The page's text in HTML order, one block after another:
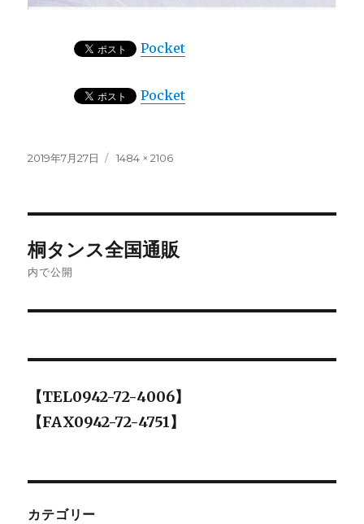
Pocket
Pocket
投
2019年7月27日
フ
1484 × 2106
稿
ゲ
ー
シ
ン
桐タンス全国通販
内で公開
【TEL0942-72-4006】
【FAX0942-72-4751】
カテゴリー